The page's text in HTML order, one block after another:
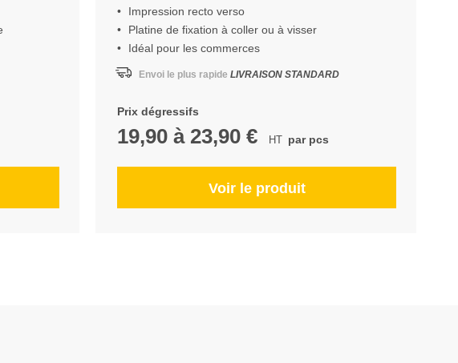
Impression recto verso
Platine de fixation à coller ou à visser
Idéal pour les commerces
Envoi le plus rapide LIVRAISON STANDARD
Prix dégressifs
19,90 à 23,90 € par pcs
Voir le produit